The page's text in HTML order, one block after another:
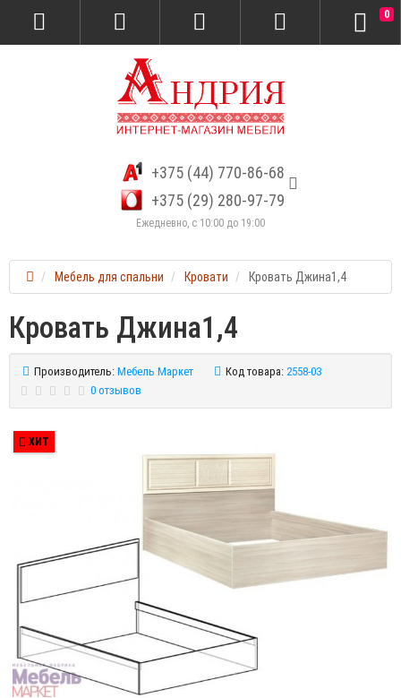
+375 (44) 770-86-68
+375 (29) 280-97-79
Ежедневно, с 10:00 до 19:00
0
Мебель для спальни Кровати Кровать Джина1,4
Кровать Джина1,4
Производитель: Мебель Маркет Код товара: 2558-03
0 отзывов
ХИТ